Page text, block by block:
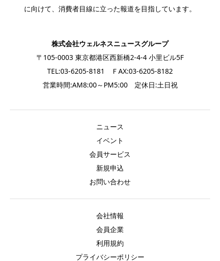
に向けて、消費者目線に立った報道を目指しています。
株式会社ウェルネスニュースグループ
〒105-0003 東京都港区西新橋2-4-4 小里ビル5F
TEL:03-6205-8181 ＦAX:03-6205-8182
営業時間:AM8:00～PM5:00 定休日:土日祝
ニュース
イベント
会員サービス
新規申込
お問い合わせ
会社情報
会員企業
利用規約
プライバシーポリシー